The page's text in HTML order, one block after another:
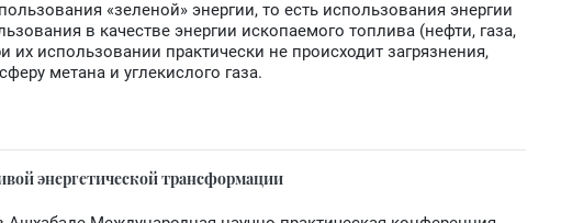
«зеленой» энергии, то есть использования энергии
в качестве энергии ископаемого топлива (нефти, газа,
их использовании практически не происходит загрязнения,
метана и углекислого газа.
энергетической трансформации